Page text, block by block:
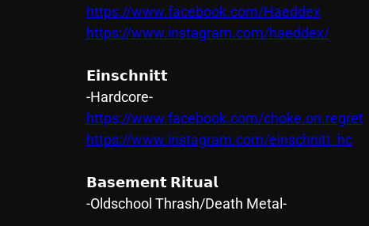
https://www.facebook.com/Haeddex
https://www.instagram.com/haeddex/
𝗘𝗶𝗻𝘀𝗰𝗵𝗻𝗶𝘁𝘁
-Hardcore-
https://www.facebook.com/choke.on.regret
https://www.instagram.com/einschnitt_hc
𝗕𝗮𝘀𝗲𝗺𝗲𝗻𝘁 𝗥𝗶𝘁𝘂𝗮𝗹
-Oldschool Thrash/Death Metal-